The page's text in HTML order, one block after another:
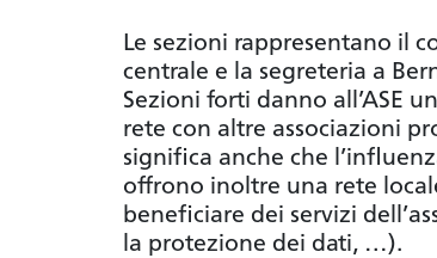
Le sezioni rappresentano il
centrale e la segreteria a
Sezioni forti danno all’ASE
rete con altre associazioni
significa anche che
offrono inoltre una rete
beneficiare dei servizi
la protezione dei dati, …).